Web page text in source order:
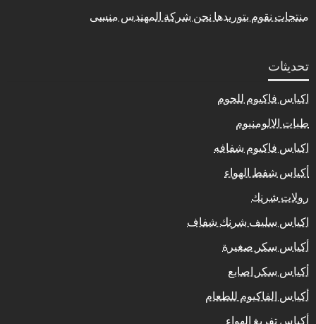
منتجات نقوم بتوريدها نحن شركة المهندس منسى
تحديثات
اكياس فاكيوم للحوم
طبات الالومنيوم
اكياس فاكيوم شفافه
أكياس شفط الهواء
رولات شرنك
اكياس سليف شرنك شفاف
أكياس سكر صغيرة
أكياس سكر اصابع
أكياس الفاكيوم للطعام
أكياس تفريغ الهواء